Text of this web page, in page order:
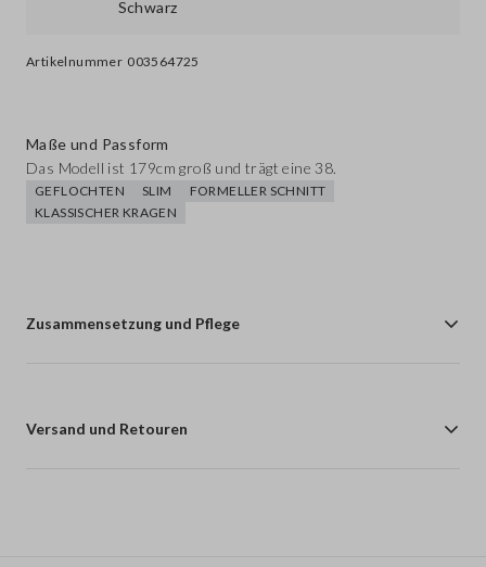
Artikelnummer 003564725
Maße und Passform
Das Modell ist 179cm groß und trägt eine 38.
GEFLOCHTEN SLIM
FORMELLER SCHNITT
KLASSISCHER KRAGEN
Zusammensetzung und Pflege
Versand und Retouren